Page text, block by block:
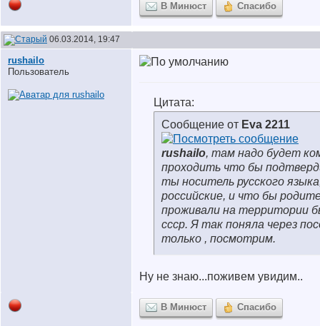
В Минюст Спасибо
06.03.2014, 19:47
rushailo
Пользователь
Цитата:
Сообщение от Eva 2211
rushailo, там надо будет
проходить что бы
ты носитель русского
российские, и что бы
проживали на территории
ссср. Я так поняла через
только , посмотрим.
Ну не знаю...поживем увидим..
В Минюст Спасибо